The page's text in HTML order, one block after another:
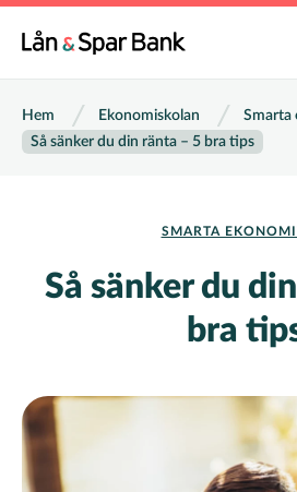
Hoppa
Länkstig
Hem Ekonomiskolan
Smarta
Så sänker du din ränta – 5 bra tips
SMARTA
Så sänker du
bra